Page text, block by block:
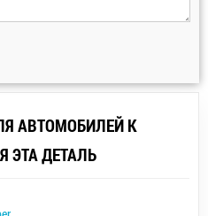
АВТОМОБИЛЕЙ К
ЭТА ДЕТАЛЬ